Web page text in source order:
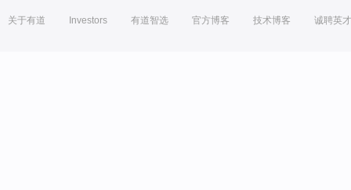
关于有道 Investors 有道智选 官方博客 技术博客 诚聘英才